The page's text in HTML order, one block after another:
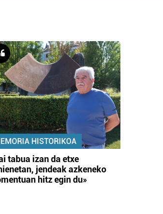
HISTORIKOA
tabua izan da etxe
jendeak azkeneko
hitz egin du»